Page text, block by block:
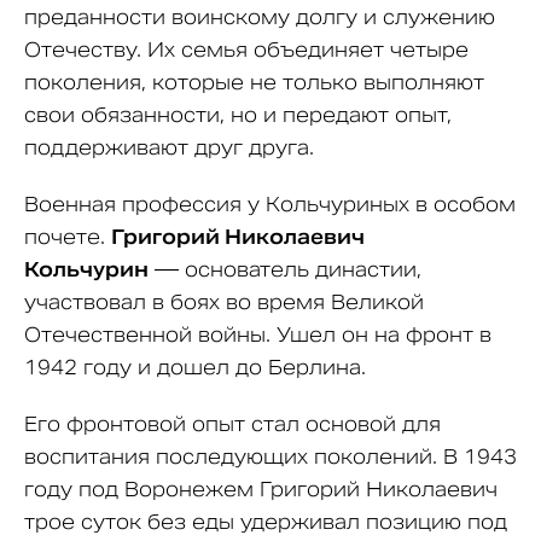
преданности воинскому долгу и служению
Отечеству. Их семья объединяет четыре
поколения, которые не только выполняют
свои обязанности, но и передают опыт,
поддерживают друг друга.
Военная профессия у Кольчуриных в особом
почете. Григорий Николаевич
Кольчурин — основатель династии,
участвовал в боях во время Великой
Отечественной войны. Ушел он на фронт в
1942 году и дошел до Берлина.
Его фронтовой опыт стал основой для
воспитания последующих поколений. В 1943
году под Воронежем Григорий Николаевич
трое суток без еды удерживал позицию под